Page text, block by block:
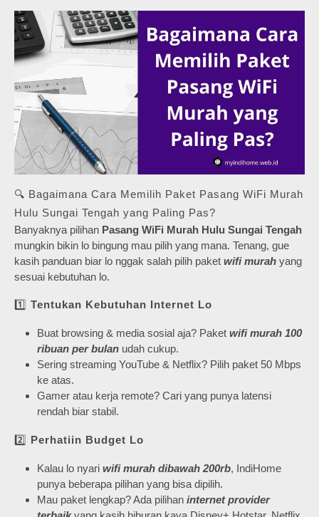
🔍 Bagaimana Cara Memilih Paket Pasang WiFi Murah
Hulu Sungai Tengah yang Paling Pas?
Banyaknya pilihan Pasang WiFi Murah Hulu Sungai Tengah
mungkin bikin lo bingung mau pilih yang mana. Tenang, gue
kasih panduan biar lo nggak salah pilih paket wifi murah yang
sesuai kebutuhan lo.
1️⃣ Tentukan Kebutuhan Internet Lo
Buat browsing & media sosial aja? Paket wifi murah 100
ribuan per bulan udah cukup.
Sering streaming YouTube & Netflix? Pilih paket 50 Mbps
ke atas.
Gamer atau kerja remote? Cari yang punya latensi
rendah biar stabil.
2️⃣ Perhatiin Budget Lo
Kalau lo nyari wifi murah dibawah 200rb, IndiHome
punya beberapa pilihan yang bisa dipilih.
Mau paket lengkap? Ada pilihan internet provider